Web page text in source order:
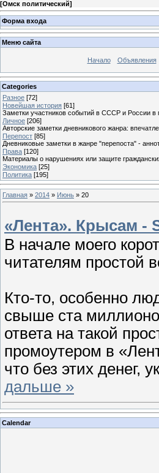
[Омск политический]
Форма входа
Меню сайта
Начало Объявления
Categories
Разное [72]
Новейшая история [61]
Заметки участников событий в СССР и России в
Личное [206]
Авторские заметки дневникового жанра:
Перепост [85]
Дневниковые заметки в жанре "перепоста" -
Права [120]
Материалы о нарушениях или защите
Экономика [25]
Политика [195]
Главная » 2014 » Июнь » 20
«Лента». Крысам -
В начале моего
читателям простой
Кто-то, особенно
свыше ста
ответа на такой
промоутером в
что без этих денег,
дальше »
Calendar